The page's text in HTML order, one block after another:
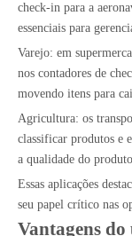
check-in para a
essenciais para
Varejo: em
nos contadores de
movendo itens para
Agricultura: os
classificar produtos e
a qualidade do
Essas aplicações
seu papel crítico nas
Vantagens